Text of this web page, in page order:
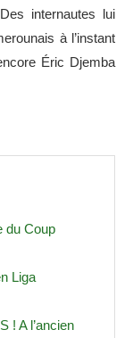
internautes lui
à l’instant
Éric Djemba
du Coup
Liga
! A l’ancien